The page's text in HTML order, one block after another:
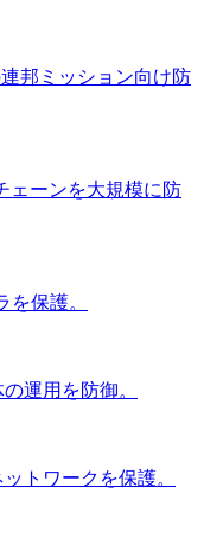
邦ミッション向け防
ェーンを大規模に防
保護。
運用を防御。
トワークを保護。